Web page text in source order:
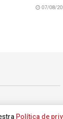
07/08/
Política de